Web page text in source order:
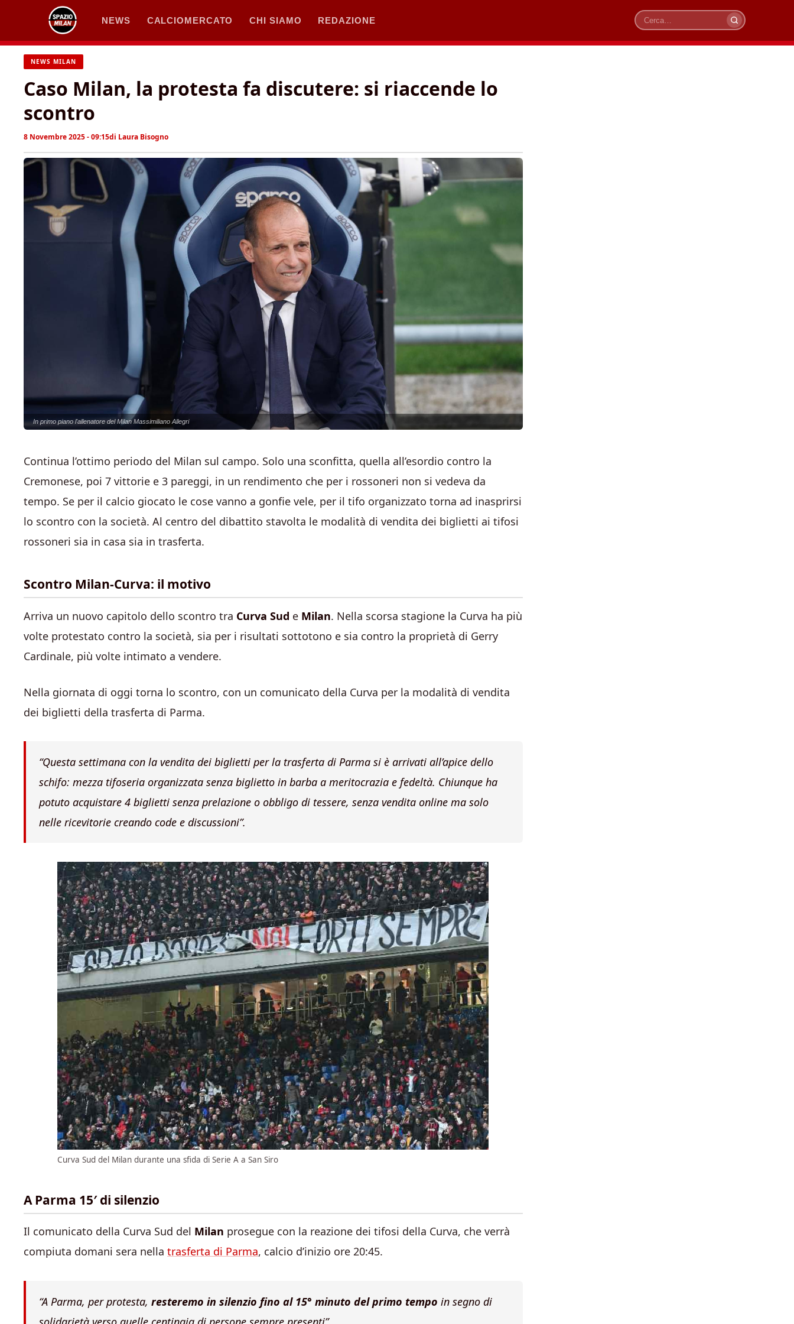
contenuto
NEWS CALCIOMERCATO CHI SIAMO REDAZIONE
Cerca
NEWS MILAN
Caso Milan, la protesta fa discutere: si riaccende lo
scontro
8 Novembre 2025 - 09:15di Laura Bisogno
In primo piano l'allenatore del Milan Massimiliano Allegri
Continua l’ottimo periodo del Milan sul campo. Solo una sconfitta, quella all’esordio contro la
Cremonese, poi 7 vittorie e 3 pareggi, in un rendimento che per i rossoneri non si vedeva da
tempo. Se per il calcio giocato le cose vanno a gonfie vele, per il tifo organizzato torna ad inasprirsi
lo scontro con la società. Al centro del dibattito stavolta le modalità di vendita dei biglietti ai tifosi
rossoneri sia in casa sia in trasferta.
Scontro Milan-Curva: il motivo
Arriva un nuovo capitolo dello scontro tra Curva Sud e Milan. Nella scorsa stagione la Curva ha più
volte protestato contro la società, sia per i risultati sottotono e sia contro la proprietà di Gerry
Cardinale, più volte intimato a vendere.
Nella giornata di oggi torna lo scontro, con un comunicato della Curva per la modalità di vendita
dei biglietti della trasferta di Parma.
“Questa settimana con la vendita dei biglietti per la trasferta di Parma si è arrivati all’apice dello
schifo: mezza tifoseria organizzata senza biglietto in barba a meritocrazia e fedeltà. Chiunque ha
potuto acquistare 4 biglietti senza prelazione o obbligo di tessere, senza vendita online ma solo
nelle ricevitorie creando code e discussioni”.
Curva Sud del Milan durante una sfida di Serie A a San Siro
A Parma 15′ di silenzio
Il comunicato della Curva Sud del Milan prosegue con la reazione dei tifosi della Curva, che verrà
compiuta domani sera nella trasferta di Parma, calcio d’inizio ore 20:45.
“A Parma, per protesta, resteremo in silenzio fino al 15° minuto del primo tempo in segno di